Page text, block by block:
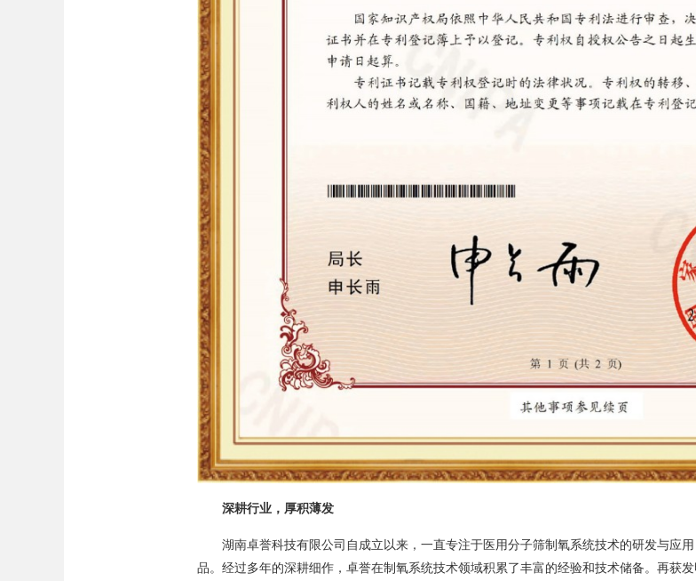
深耕行业，厚积薄发
湖南卓誉科技有限公司自成立以来，一直专注于医用分子筛制氧系统技术的研发与应
品。经过多年的深耕细作，卓誉在制氧系统技术领域积累了丰富的经验和技术储备。再获